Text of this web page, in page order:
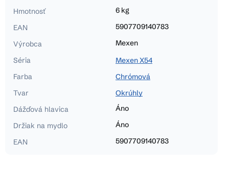
Hmotnosť
6 kg
EAN
5907709140783
Výrobca
Mexen
Séria
Mexen X54
Farba
Chrómová
Tvar
Okrúhly
Dážďová hlavica
Áno
Držiak na mydlo
Áno
EAN
5907709140783